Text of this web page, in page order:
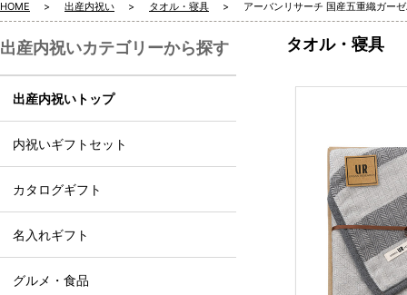
HOME 出産内祝い タオル・寝具 アーバンリサーチ 国産五重織ガー
タオル・寝具
出産内祝いカテゴリーから探す
出産内祝いトップ
内祝いギフトセット
カタログギフト
名入れギフト
グルメ・食品